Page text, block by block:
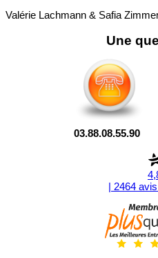
Valérie Lachmann & Safia
Une
03.88.08.55.90
| 2464